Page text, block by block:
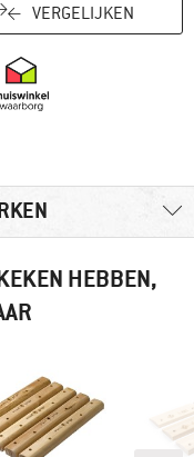
VERGELIJKEN
Vind hier de
hier!
HEBBEN,